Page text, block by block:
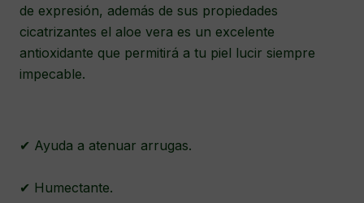
de expresión, además de sus propiedades
cicatrizantes el aloe vera es un excelente
antioxidante que permitirá a tu piel lucir siempre
impecable.
✔ Ayuda a atenuar arrugas.
✔ Humectante.